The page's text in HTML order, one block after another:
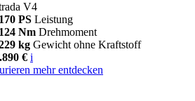
V4
170 PS Leistung
124 Nm Drehmoment
kg Gewicht ohne Kraftstoff
€ i
mehr entdecken